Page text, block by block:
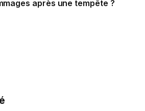
après une tempête ?